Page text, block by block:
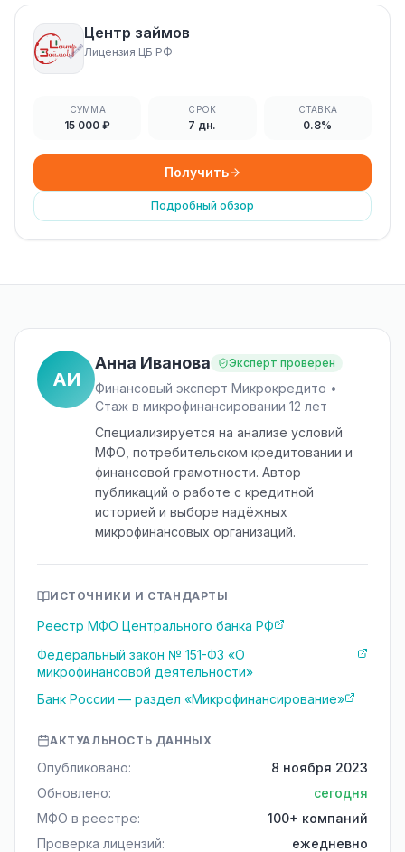
Центр займов
Лицензия ЦБ РФ
СУММА
15 000 ₽
СРОК
7 дн.
СТАВКА
0.8%
Получить
Подробный обзор
АИ
Анна Иванова Эксперт проверен
Финансовый эксперт Микрокредито •
Стаж в микрофинансировании 12 лет
Специализируется на анализе условий
МФО, потребительском кредитовании и
финансовой грамотности. Автор
публикаций о работе с кредитной
историей и выборе надёжных
микрофинансовых организаций.
ИСТОЧНИКИ И СТАНДАРТЫ
Реестр МФО Центрального банка РФ
Федеральный закон № 151-ФЗ «О
микрофинансовой деятельности»
Банк России — раздел «Микрофинансирование»
АКТУАЛЬНОСТЬ ДАННЫХ
Опубликовано:
8 ноября 2023
Обновлено:
сегодня
МФО в реестре:
100+ компаний
Проверка лицензий:
ежедневно